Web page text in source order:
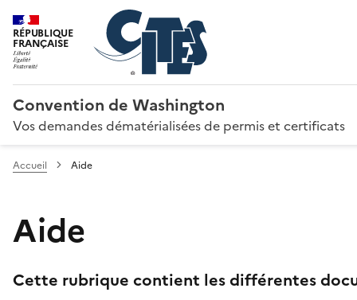
RÉPUBLIQUE
FRANÇAISE
Convention de Washington
Vos demandes dématérialisées de permis et certificats
Accueil Aide
Aide
Cette rubrique contient les différentes